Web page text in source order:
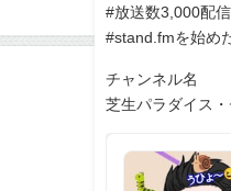
#放送数3,000配
#stand.fmを始め
チャンネル名
芝生パラダイス